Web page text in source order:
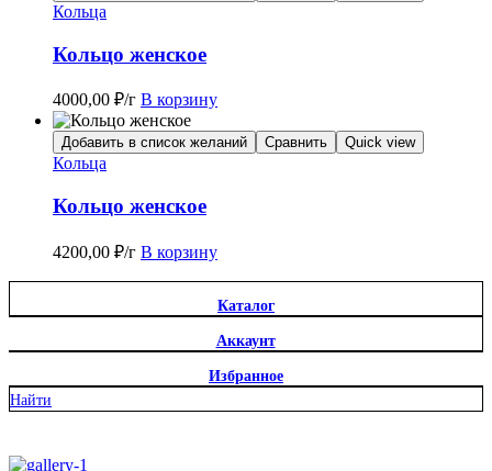
Кольца
Кольцо женское
4000,00 ₽/г В корзину
Добавить в список желаний Сравнить Quick view
Кольца
Кольцо женское
4200,00 ₽/г В корзину
Каталог
Аккаунт
Избранное
Найти